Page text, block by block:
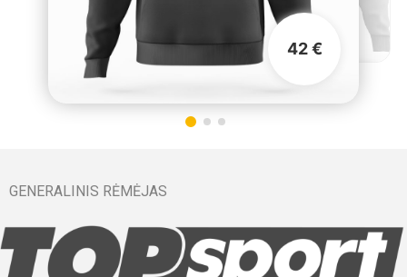
42 €
GENERALINIS RĖMĖJAS